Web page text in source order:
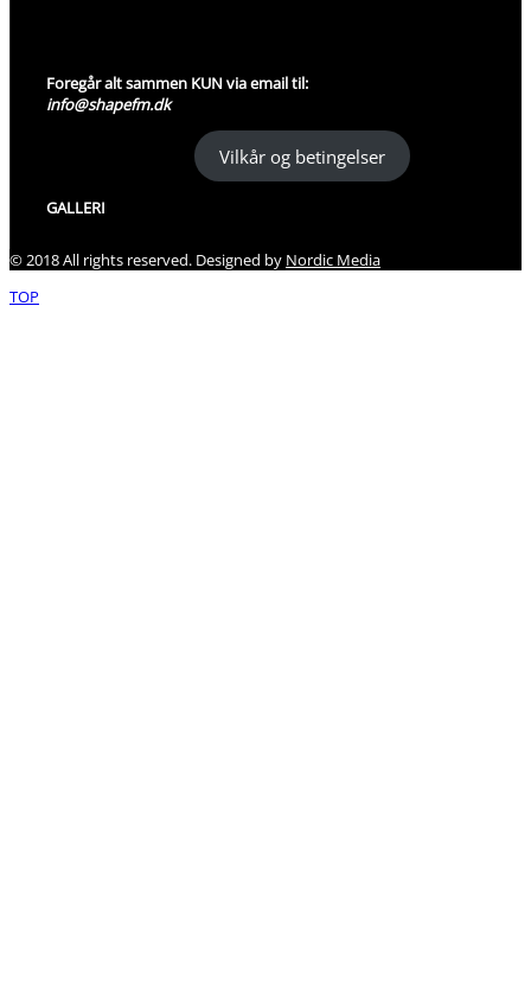
Foregår alt sammen KUN via email til:
info@shapefm.dk
Vilkår og betingelser
GALLERI
© 2018 All rights reserved. Designed by Nordic Media
TOP